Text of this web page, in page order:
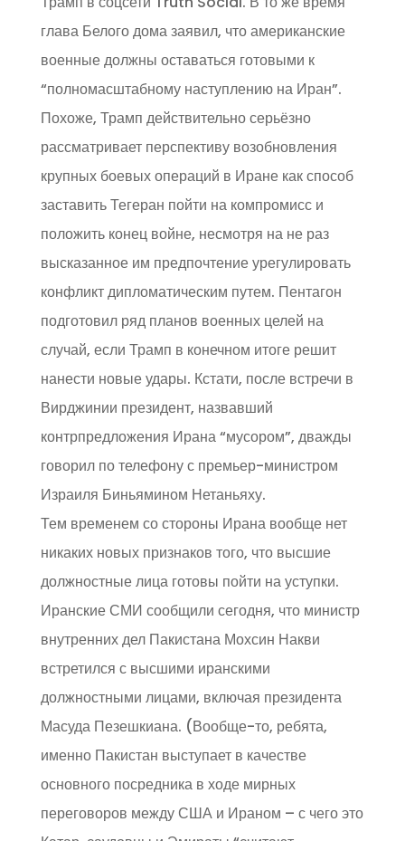
глава Белого дома заявил, что американские
военные должны оставаться готовыми к
“полномасштабному наступлению на Иран”.
Похоже, Трамп действительно серьёзно
рассматривает перспективу возобновления
крупных боевых операций в Иране как способ
заставить Тегеран пойти на компромисс и
положить конец войне, несмотря на не раз
высказанное им предпочтение урегулировать
конфликт дипломатическим путем. Пентагон
подготовил ряд планов военных целей на
случай, если Трамп в конечном итоге решит
нанести новые удары. Кстати, после встречи в
Вирджинии президент, назвавший
контрпредложения Ирана “мусором”, дважды
говорил по телефону с премьер-министром
Израиля Биньямином Нетаньяху.
Тем временем со стороны Ирана вообще нет
никаких новых признаков того, что высшие
должностные лица готовы пойти на уступки.
Иранские СМИ сообщили сегодня, что министр
внутренних дел Пакистана Мохсин Накви
встретился с высшими иранскими
должностными лицами, включая президента
Масуда Пезешкиана. (Вообще-то, ребята,
именно Пакистан выступает в качестве
основного посредника в ходе мирных
переговоров между США и Ираном – с чего это